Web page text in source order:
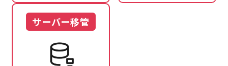
サーバー移管